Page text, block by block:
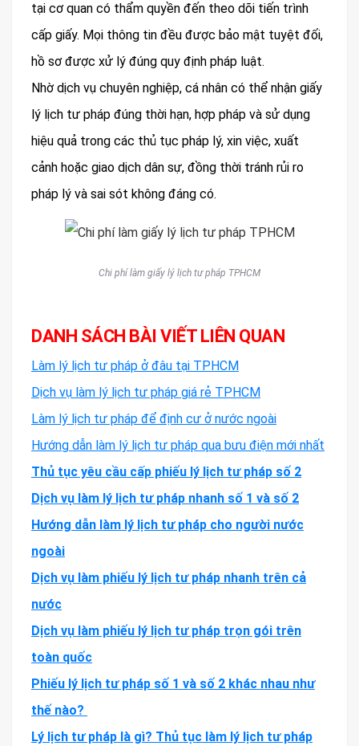
tại cơ quan có thẩm quyền đến theo dõi tiến trình
cấp giấy. Mọi thông tin đều được bảo mật tuyệt đối,
hồ sơ được xử lý đúng quy định pháp luật.
Nhờ dịch vụ chuyên nghiệp, cá nhân có thể nhận giấy
lý lịch tư pháp đúng thời hạn, hợp pháp và sử dụng
hiệu quả trong các thủ tục pháp lý, xin việc, xuất
cảnh hoặc giao dịch dân sự, đồng thời tránh rủi ro
pháp lý và sai sót không đáng có.
Chi phí làm giấy lý lịch tư pháp TPHCM
DANH SÁCH BÀI VIẾT LIÊN QUAN
Làm lý lịch tư pháp ở đâu tại TPHCM
Dịch vụ làm lý lịch tư pháp giá rẻ TPHCM
Làm lý lịch tư pháp để định cư ở nước ngoài
Hướng dẫn làm lý lịch tư pháp qua bưu điện mới nhất
Thủ tục yêu cầu cấp phiếu lý lịch tư pháp số 2
Dịch vụ làm lý lịch tư pháp nhanh số 1 và số 2
Hướng dẫn làm lý lịch tư pháp cho người nước
ngoài
Dịch vụ làm phiếu lý lịch tư pháp nhanh trên cả
nước
Dịch vụ làm phiếu lý lịch tư pháp trọn gói trên
toàn quốc
Phiếu lý lịch tư pháp số 1 và số 2 khác nhau như
thế nào?
Lý lịch tư pháp là gì? Thủ tục làm lý lịch tư pháp